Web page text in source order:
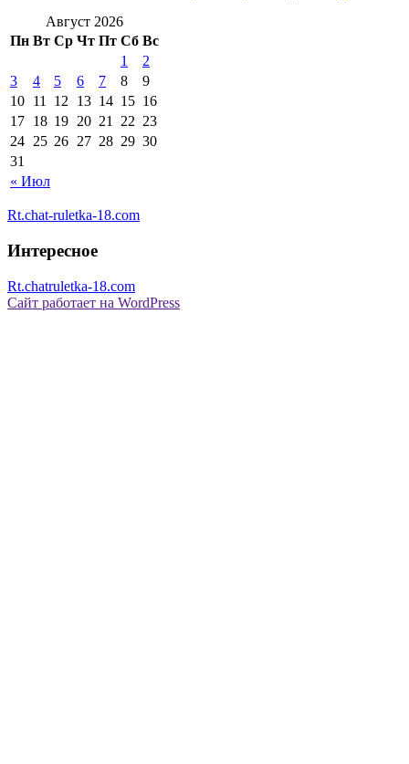
Август 2026
Пн Вт Ср Чт Пт Сб Вс
« Июл
1
2
3
4 5 6 7 8
9
10 11 12 13 14 15 16
17 18 19 20 21 22 23
24 25 26 27 28 29 30
31
Rt.chat-ruletka-18.com
Интересное
Rt.chatruletka-18.com
Сайт работает на WordPress